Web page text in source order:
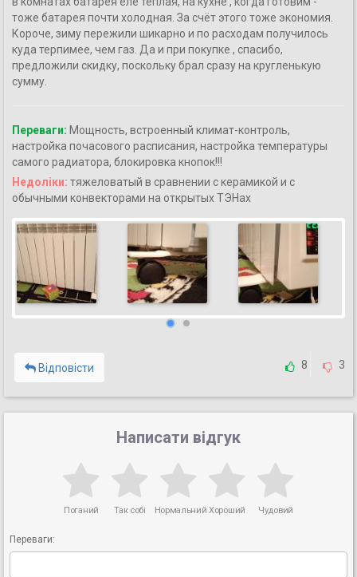
тоже батарея почти холодная. За счёт этого тоже экономия.
Короче, зиму пережили шикарно и по расходам получилось
куда терпимее, чем газ. Да и при покупке , спасибо,
предложили скидку, поскольку брал сразу на кругленькую
сумму.
Переваги: Мощность, встроенный климат-контроль,
настройка почасового расписания, настройка температуры
самого радиатора, блокировка кнопок!!!
Недоліки: тяжеловатый в сравнении с керамикой и с
обычными конвекторами на открытых ТЭНах
8 3
Відповісти
Написати відгук
Поганий Так собі Нормальний Хороший Чудовий
Переваги: